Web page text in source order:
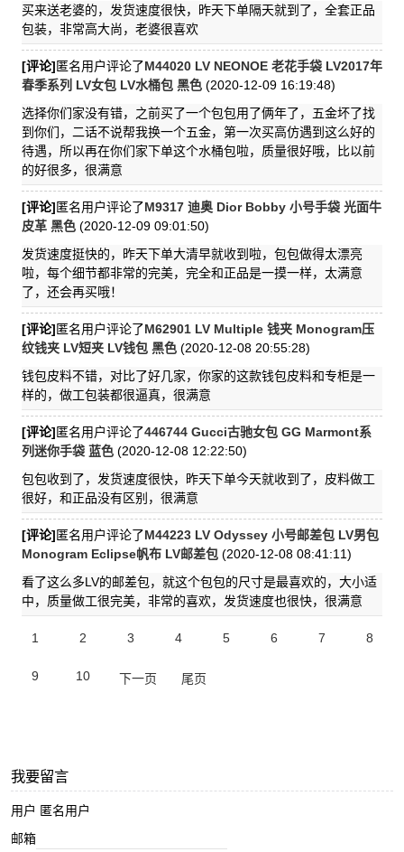
买来送老婆的，发货速度很快，昨天下单隔天就到了，全套正品
包装，非常高大尚，老婆很喜欢
[评论]匿名用户评论了M44020 LV NEONOE 老花手袋 LV2017年
春季系列 LV女包 LV水桶包 黑色 (2020-12-09 16:19:48)
选择你们家没有错，之前买了一个包包用了俩年了，五金坏了找
到你们，二话不说帮我换一个五金，第一次买高仿遇到这么好的
待遇，所以再在你们家下单这个水桶包啦，质量很好哦，比以前
的好很多，很满意
[评论]匿名用户评论了M9317 迪奥 Dior Bobby 小号手袋 光面牛
皮革 黑色 (2020-12-09 09:01:50)
发货速度挺快的，昨天下单大清早就收到啦，包包做得太漂亮
啦，每个细节都非常的完美，完全和正品是一摸一样，太满意
了，还会再买哦！
[评论]匿名用户评论了M62901 LV Multiple 钱夹 Monogram压
纹钱夹 LV短夹 LV钱包 黑色 (2020-12-08 20:55:28)
钱包皮料不错，对比了好几家，你家的这款钱包皮料和专柜是一
样的，做工包装都很逼真，很满意
[评论]匿名用户评论了446744 Gucci古驰女包 GG Marmont系
列迷你手袋 蓝色 (2020-12-08 12:22:50)
包包收到了，发货速度很快，昨天下单今天就收到了，皮料做工
很好，和正品没有区别，很满意
[评论]匿名用户评论了M44223 LV Odyssey 小号邮差包 LV男包
Monogram Eclipse帆布 LV邮差包 (2020-12-08 08:41:11)
看了这么多LV的邮差包，就这个包包的尺寸是最喜欢的，大小适
中，质量做工很完美，非常的喜欢，发货速度也很快，很满意
1 2 3 4 5 6 7 8
9 10 下一页 尾页
我要留言
用户 匿名用户
邮箱